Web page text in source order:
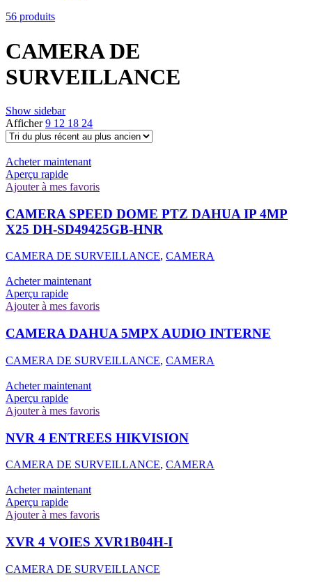
56 produits
CAMERA DE
SURVEILLANCE
Show sidebar
Afficher9 12 18 24
Acheter maintenant
Aperçu rapide
Ajouter à mes favoris
CAMERA SPEED DOME PTZ DAHUA IP 4MP
X25 DH-SD49425GB-HNR
CAMERA DE SURVEILLANCE, CAMERA
Acheter maintenant
Aperçu rapide
Ajouter à mes favoris
CAMERA DAHUA 5MPX AUDIO INTERNE
CAMERA DE SURVEILLANCE, CAMERA
Acheter maintenant
Aperçu rapide
Ajouter à mes favoris
NVR 4 ENTREES HIKVISION
CAMERA DE SURVEILLANCE, CAMERA
Acheter maintenant
Aperçu rapide
Ajouter à mes favoris
XVR 4 VOIES XVR1B04H-I
CAMERA DE SURVEILLANCE